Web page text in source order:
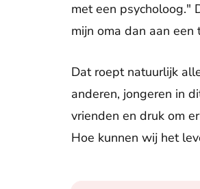
met een psycholoog."
mijn oma dan aan een
Dat roept natuurlijk
anderen, jongeren in
vrienden en druk om
Hoe kunnen wij het